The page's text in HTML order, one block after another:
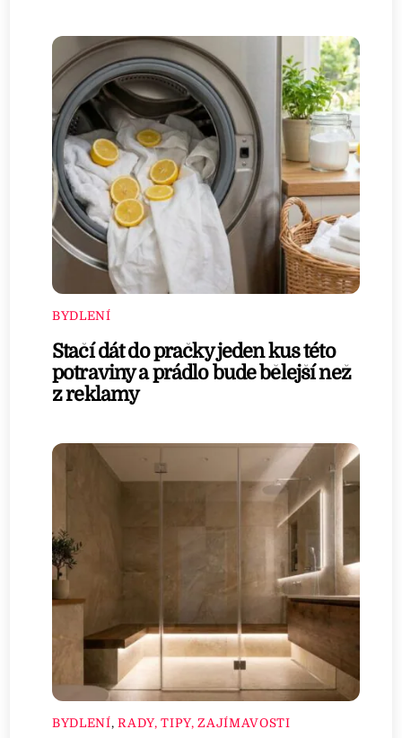
BYDLENÍ
Stačí dát do pračky jeden kus této
potraviny a prádlo bude bělejší než
z reklamy
BYDLENÍ,RADY, TIPY, ZAJÍMAVOSTI